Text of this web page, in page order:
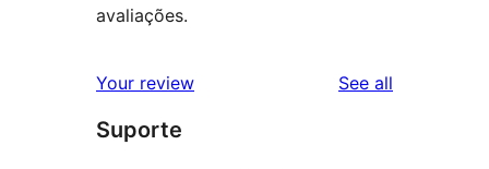
avaliações.
Your review See all
Suporte